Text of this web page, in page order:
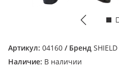
Артикул: 04160 / Бренд SHIELD
Наличие: В наличии